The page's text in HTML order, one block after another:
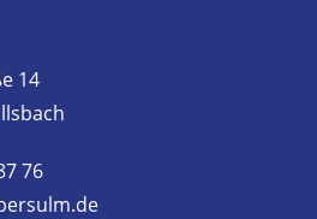
14
76